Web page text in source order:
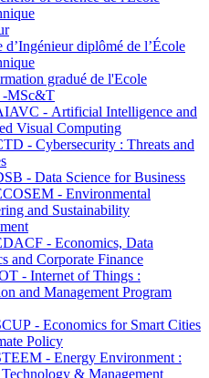
d’Ingénieur diplômé de l’École
gradué de l'Ecole
-MSc&T
- Artificial Intelligence and
Visual Computing
- Cybersecurity : Threats and
- Data Science for Business
- Environmental
and Sustainability
- Economics, Data
and Corporate Finance
- Internet of Things :
and Management Program
- Economics for Smart Cities
Policy
- Energy Environment :
Technology & Management